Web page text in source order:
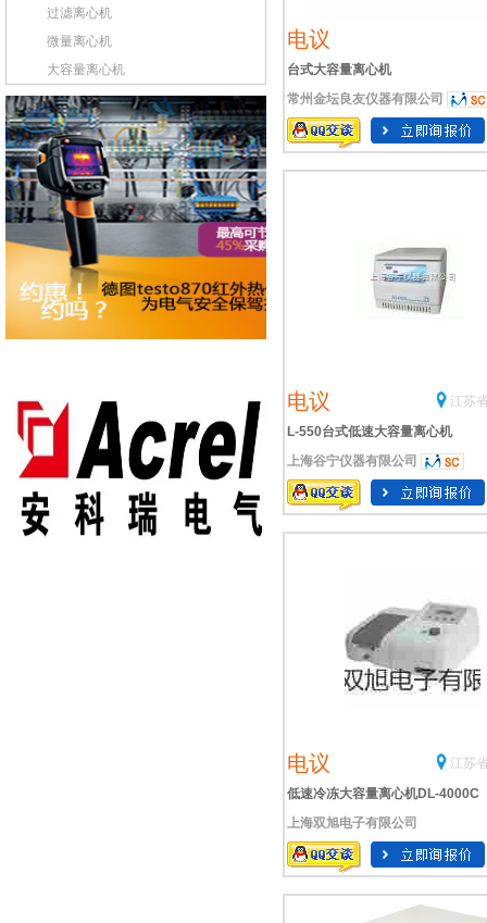
电议
台式大容量离心机
常州金坛良友仪器有限公司
电议
江苏
L-550台式低速大容量离心机
上海谷宁仪器有限公司
电议
江苏
低速冷冻大容量离心机DL-4000C
旭牌】使用说明
上海双旭电子有限公司
过滤离心机
微量离心机
大容量离心机